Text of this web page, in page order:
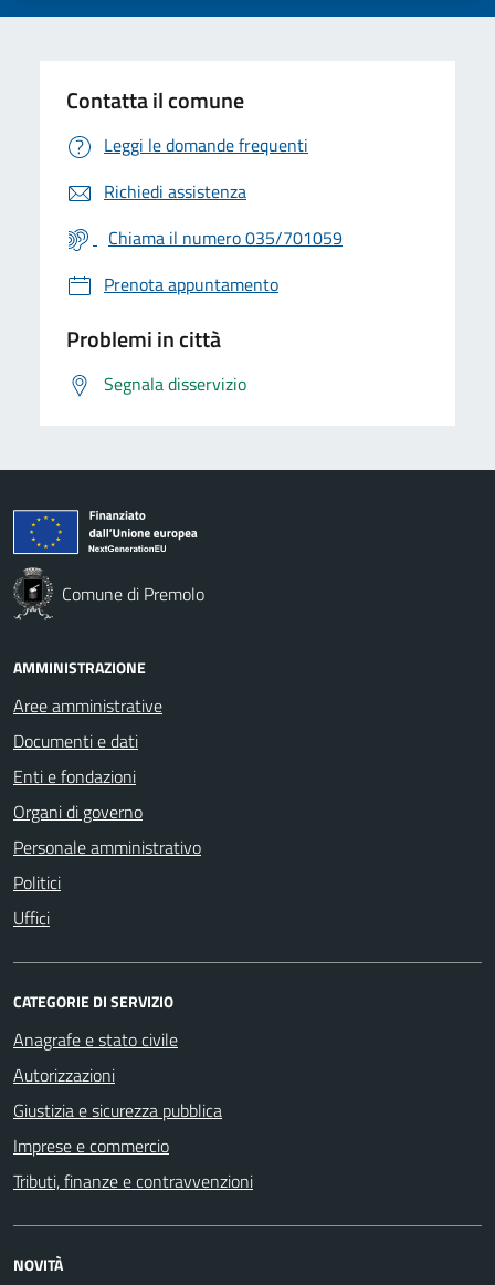
Contatta il comune
Leggi le domande frequenti
Richiedi assistenza
Chiama il numero 035/701059
Prenota appuntamento
Problemi in città
Segnala disservizio
Comune di Premolo
AMMINISTRAZIONE
Aree amministrative
Documenti e dati
Enti e fondazioni
Organi di governo
Personale amministrativo
Politici
Uffici
CATEGORIE DI SERVIZIO
Anagrafe e stato civile
Autorizzazioni
Giustizia e sicurezza pubblica
Imprese e commercio
Tributi, finanze e contravvenzioni
NOVITÀ